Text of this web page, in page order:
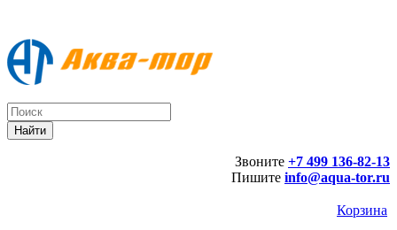
Звоните +7 499 136-82-13
Пишите info@aqua-tor.ru
Корзина